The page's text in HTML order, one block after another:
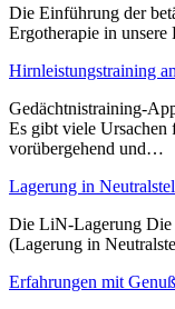
Die Einführung der
Ergotherapie in
Hirnleistungstraining
Gedächtnistraining-
Es gibt viele Ursachen
vorübergehend und…
Lagerung in
Die LiN-Lagerung Die
(Lagerung in
Erfahrungen mit